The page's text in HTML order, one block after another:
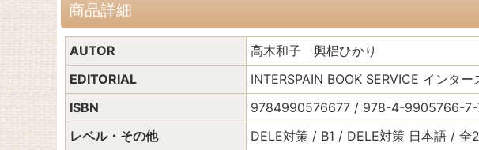
商品詳細
AUTOR
高木和子 興梠ひかり
EDITORIAL
INTERSPAIN BOOK SERVICE インタ
ISBN
9784990576677 / 978-4-9905766-
レベル・その他
DELE対策 / B1 / DELE対策 日本語 /